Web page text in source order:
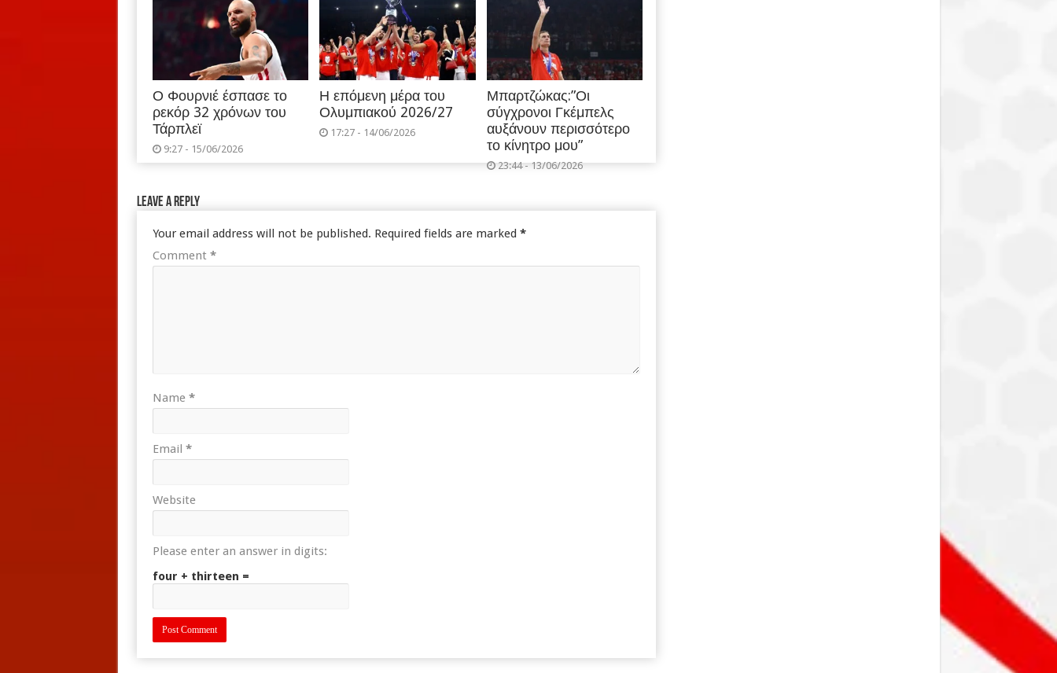
Ο Φουρνιέ έσπασε το
ρεκόρ 32 χρόνων του
Τάρπλεϊ
9:27 - 15/06/2026
Η επόμενη μέρα του
Ολυμπιακού 2026/27
17:27 - 14/06/2026
Μπαρτζώκας:”Οι
σύγχρονοι Γκέμπελς
αυξάνουν περισσότερο
το κίνητρο μου”
23:44 - 13/06/2026
Leave a Reply
Your email address will not be published. Required fields are marked *
Comment *
Name *
Email *
Website
Please enter an answer in digits:
four + thirteen =